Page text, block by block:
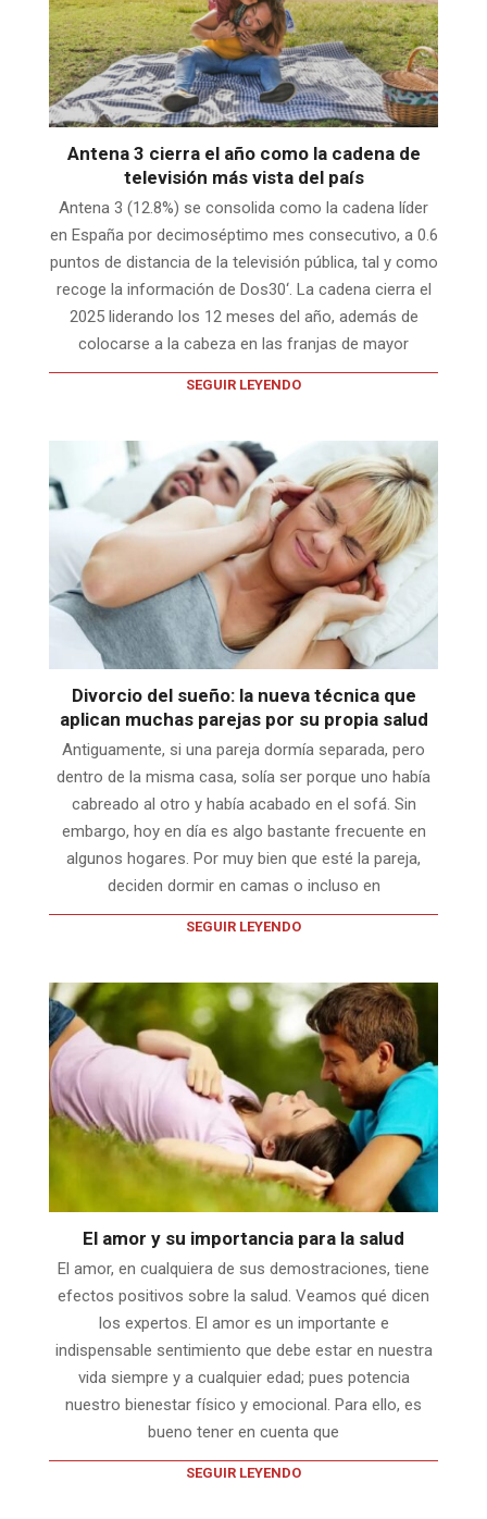
Antena 3 cierra el año como la cadena de
televisión más vista del país
Antena 3 (12.8%) se consolida como la cadena líder
en España por decimoséptimo mes consecutivo, a 0.6
puntos de distancia de la televisión pública, tal y como
recoge la información de Dos30‘. La cadena cierra el
2025 liderando los 12 meses del año, además de
colocarse a la cabeza en las franjas de mayor
SEGUIR LEYENDO
Divorcio del sueño: la nueva técnica que
aplican muchas parejas por su propia salud
Antiguamente, si una pareja dormía separada, pero
dentro de la misma casa, solía ser porque uno había
cabreado al otro y había acabado en el sofá. Sin
embargo, hoy en día es algo bastante frecuente en
algunos hogares. Por muy bien que esté la pareja,
deciden dormir en camas o incluso en
SEGUIR LEYENDO
El amor y su importancia para la salud
El amor, en cualquiera de sus demostraciones, tiene
efectos positivos sobre la salud. Veamos qué dicen
los expertos. El amor es un importante e
indispensable sentimiento que debe estar en nuestra
vida siempre y a cualquier edad; pues potencia
nuestro bienestar físico y emocional. Para ello, es
bueno tener en cuenta que
SEGUIR LEYENDO